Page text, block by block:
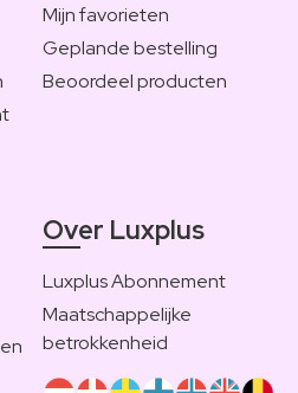
Mijn favorieten
Geplande bestelling
Beoordeel producten
Over Luxplus
Luxplus Abonnement
Maatschappelijke
betrokkenheid